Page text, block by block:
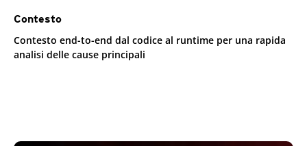
Contesto
Contesto end-to-end dal codice al runtime per una rapida
analisi delle cause principali